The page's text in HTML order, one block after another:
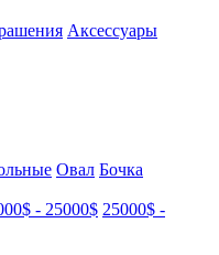
Аксессуары
Овал Бочка
- 25000$ 25000$ -